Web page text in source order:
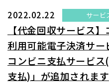
2022.02.22 サービ
【代金回収サービス
利用可能電子決済サ
コンビニ支払サービ
支払)」が追加されます